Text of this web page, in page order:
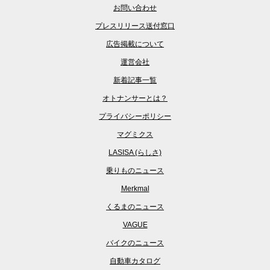
お問い合わせ
プレスリリース送付窓口
広告掲載について
運営会社
新着記事一覧
オトナンサーとは？
プライバシーポリシー
マグミクス
LASISA (らしさ)
乗りものニュース
Merkmal
くるまのニュース
VAGUE
バイクのニュース
自動車カタログ